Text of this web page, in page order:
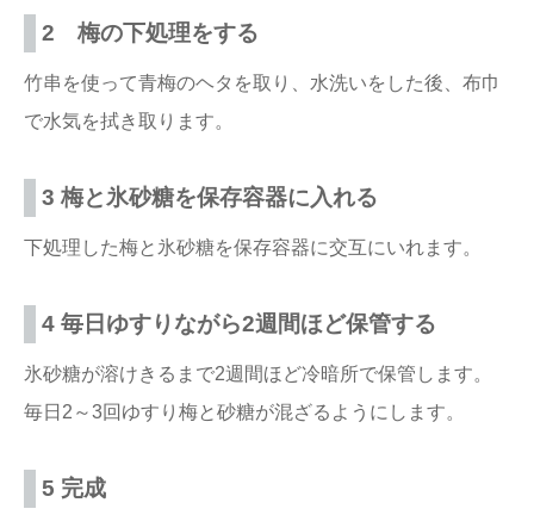
2 梅の下処理をする
竹串を使って青梅のヘタを取り、水洗いをした後、布巾
で水気を拭き取ります。
3 梅と氷砂糖を保存容器に入れる
下処理した梅と氷砂糖を保存容器に交互にいれます。
4 毎日ゆすりながら2週間ほど保管する
氷砂糖が溶けきるまで2週間ほど冷暗所で保管します。
毎日2～3回ゆすり梅と砂糖が混ざるようにします。
5 完成